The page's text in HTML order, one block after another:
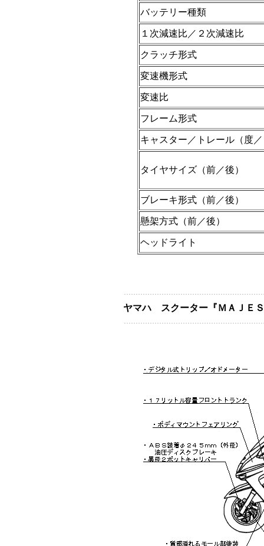
バッテリー種類
１次減速比／２次減速比
クラッチ形式
変速機形式
変速比
フレーム形式
キャスター／トレール（度
タイヤサイズ（前／後）
ブレーキ形式（前／後）
懸架方式（前／後）
ヘッドライト
ヤマハ スクーター『ＭＡＪＥ